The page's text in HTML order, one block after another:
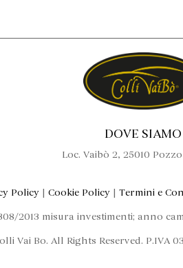
DOVE SIAMO
Loc. Vaibò 2, 25010
Policy| Cookie Policy| Termini e
2013 misura investimenti; anno
Vai Bo. All Rights Reserved. P.IVA